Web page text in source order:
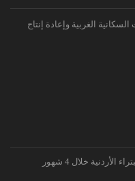
الغربية وإعادة إنتاج
خلال 4 شهور